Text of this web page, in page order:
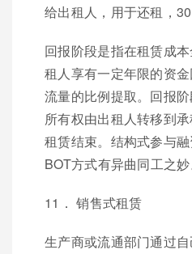
给出租人，用于还租，
回报阶段是指在租赁成
租人享有一定年限的资
流量的比例提取。回报
所有权由出租人转移到
租赁结束。结构式参与
BOT方式有异曲同工之妙
11． 销售式租赁
生产商或流通部门通过